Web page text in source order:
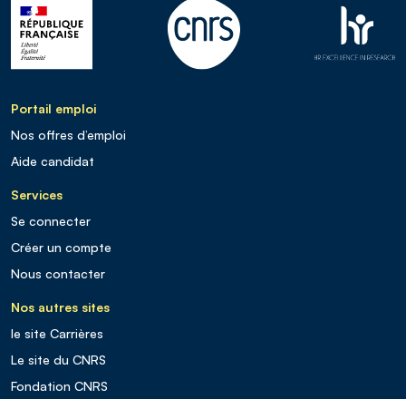
Portail emploi
Nos offres d’emploi
Aide candidat
Services
Se connecter
Créer un compte
Nous contacter
Nos autres sites
le site Carrières
Le site du CNRS
Fondation CNRS